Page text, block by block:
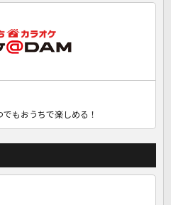
もおうちで楽しめる！